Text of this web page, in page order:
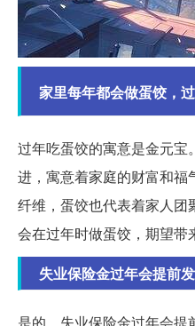
家里每年都会做蛋饺，
过年吃蛋饺的寓意是金元
进，寓意着家庭的财富和福
纤维，蛋饺也代表着家人
会在过年时做蛋饺，期望带
失业保险金过年会提前
是的，失业保险金过年会